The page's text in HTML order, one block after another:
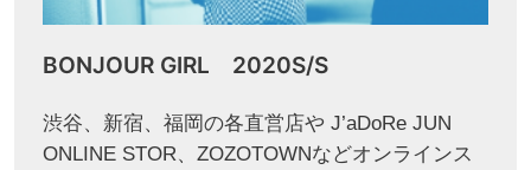
BONJOUR GIRL 2020S/S
渋谷、新宿、福岡の各直営店や J’aDoRe JUN
ONLINE STOR、ZOZOTOWNなどオンラインス